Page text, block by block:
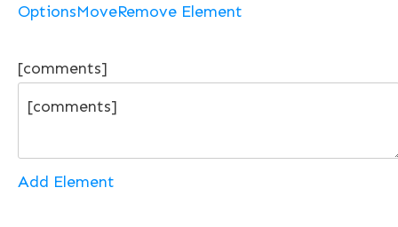
OptionsMoveRemove Element
[comments]
Add Element